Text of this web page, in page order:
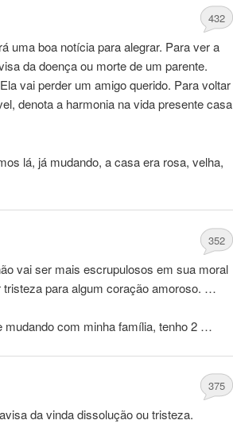
432
uma boa notícia para alegrar. Para ver a
da doença ou morte de um parente.
vai perder um amigo querido. Para voltar
denota a harmonia na vida presente casa
lá, já mudando, a casa era rosa, velha,
352
vai ser mais escrupulosos em sua moral
para algum coração amoroso. …
mudandocom minha família, tenho 2 …
375
da vinda dissolução ou tristeza.